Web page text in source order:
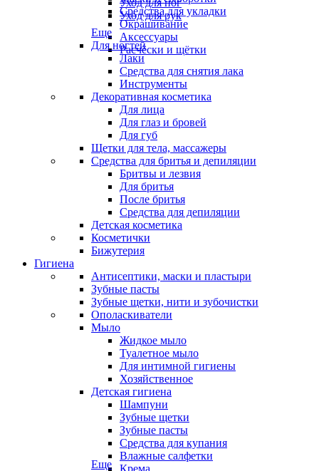
Уход для ног
Уход для рук
Средства для укладки
Окрашивание
Аксессуары
Расчёски и щётки
Еще
Для ногтей
Лаки
Средства для снятия лака
Инструменты
Декоративная косметика
Для лица
Для глаз и бровей
Для губ
Щетки для тела, массажеры
Средства для бритья и депиляции
Бритвы и лезвия
Для бритья
После бритья
Средства для депиляции
Детская косметика
Косметички
Бижутерия
Гигиена
Антисептики, маски и пластыри
Зубные пасты
Зубные щетки, нити и зубочистки
Ополаскиватели
Мыло
Жидкое мыло
Туалетное мыло
Для интимной гигиены
Хозяйственное
Детская гигиена
Шампуни
Зубные щетки
Зубные пасты
Средства для купания
Влажные салфетки
Крема
Еще